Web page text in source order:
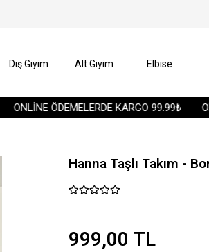
ONLİNE ÖDEMELERDE KARGO 99.99₺
Dış Giyim Alt Giyim Elbise
Hanna Taşlı Takım -
999,00 TL